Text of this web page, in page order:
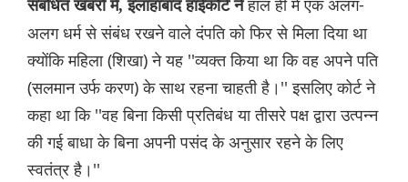
संबंधित खबरों में, इलाहाबाद हाईकोर्ट नेहाल ही में एक अलग-
अलग धर्म से संबंध रखने वाले दंपति को फिर से मिला दिया था
क्योंकि महिला (शिखा) ने यह ''व्यक्त किया था कि वह अपने पति
(सलमान उर्फ करण) के साथ रहना चाहती है।'' इसलिए कोर्ट ने
कहा था कि ''वह बिना किसी प्रतिबंध या तीसरे पक्ष द्वारा उत्पन्न
की गई बाधा के बिना अपनी पसंद के अनुसार रहने के लिए
स्वतंत्र है।''